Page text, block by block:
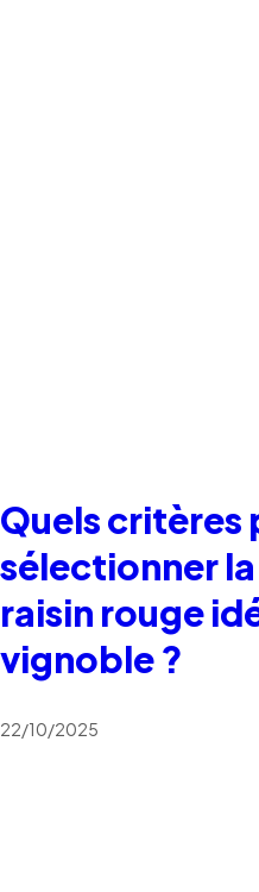
Quels critères
sélectionner
raisin rouge
vignoble ?
22/10/2025